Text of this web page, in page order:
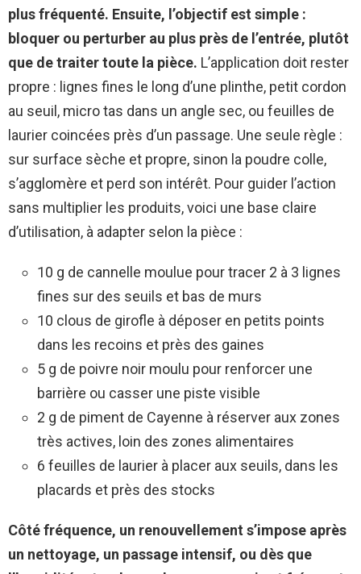
plus fréquenté. Ensuite, l’objectif est simple :
bloquer ou perturber au plus près de l’entrée, plutôt
que de traiter toute la pièce. L’application doit rester
propre : lignes fines le long d’une plinthe, petit cordon
au seuil, micro tas dans un angle sec, ou feuilles de
laurier coincées près d’un passage. Une seule règle :
sur surface sèche et propre, sinon la poudre colle,
s’agglomère et perd son intérêt. Pour guider l’action
sans multiplier les produits, voici une base claire
d’utilisation, à adapter selon la pièce :
10 g de cannelle moulue pour tracer 2 à 3 lignes
fines sur des seuils et bas de murs
10 clous de girofle à déposer en petits points
dans les recoins et près des gaines
5 g de poivre noir moulu pour renforcer une
barrière ou casser une piste visible
2 g de piment de Cayenne à réserver aux zones
très actives, loin des zones alimentaires
6 feuilles de laurier à placer aux seuils, dans les
placards et près des stocks
Côté fréquence, un renouvellement s’impose après
un nettoyage, un passage intensif, ou dès que